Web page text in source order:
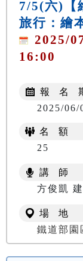
7/5(六)【
旅行：繪
2025/
16:00
報 名
2025/06/
名 額
25
講 師
方俊凱
場 地
鐵道部園